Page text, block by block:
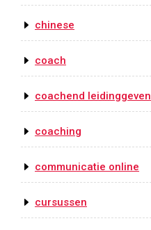
chinese
coach
coachend leidinggeven
coaching
communicatie online
cursussen